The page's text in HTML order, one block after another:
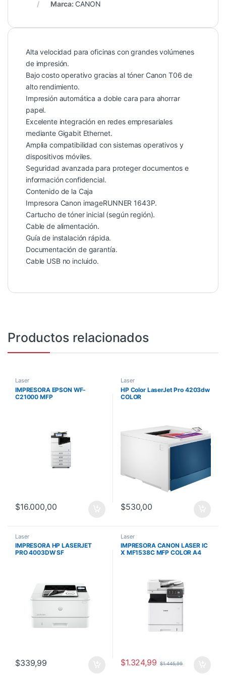
Marca: CANON
Alta velocidad para oficinas con grandes volúmenes
de impresión.
Bajo costo operativo gracias al tóner Canon T06 de
alto rendimiento.
Impresión automática a doble cara para ahorrar
papel.
Excelente integración en redes empresariales
mediante Gigabit Ethernet.
Amplia compatibilidad con sistemas operativos y
dispositivos móviles.
Seguridad avanzada para proteger documentos e
información confidencial.
Contenido de la Caja
Impresora Canon imageRUNNER 1643P.
Cartucho de tóner inicial (según región).
Cable de alimentación.
Guía de instalación rápida.
Documentación de garantía.
Cable USB no incluido.
Productos relacionados
Laser
IMPRESORA EPSON WF-
C21000 MFP
$16.000,00
Laser
HP Color LaserJet Pro 4203dw
COLOR
$530,00
Laser
IMPRESORA HP LASERJET
PRO 4003DW SF
$339,99
Laser
IMPRESORA CANON LASER IC
X MF1538C MFP COLOR A4
$1.324,99 $1.445,99